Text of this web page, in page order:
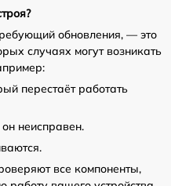
обновления, — это
случаях могут возникать
перестаёт работать
неисправен.
все компоненты,